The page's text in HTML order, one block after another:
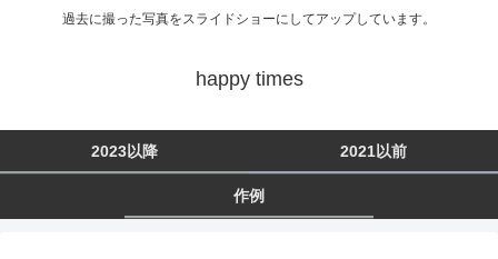
過去に撮った写真をスライドショーにしてアップしています。
happy times
2023以降 2021以前
作例